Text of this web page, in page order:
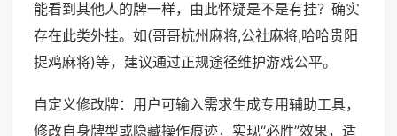
能看到其他人的牌一样，由此怀疑是不是有挂？确实
存在此类外挂。如(哥哥杭州麻将,公社麻将,哈哈贵阳
捉鸡麻将)等，建议通过正规途径维护游戏公平。
自定义修改牌：用户可输入需求生成专用辅助工具，
修改自身牌型或隐藏操作痕迹，实现“必胜”效果，适